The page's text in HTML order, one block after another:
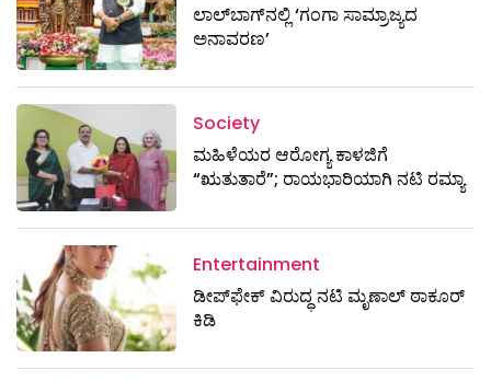
ಲಾಲ್‌ಬಾಗ್‌ನಲ್ಲಿ ‘ಗಂಗಾ ಸಾಮ್ರಾಜ್ಯದ
ಅನಾವರಣ’
Society
ಮಹಿಳೆಯರ ಆರೋಗ್ಯ ಕಾಳಜಿಗೆ
“ಋತುತಾರೆ”; ರಾಯಭಾರಿಯಾಗಿ ನಟಿ ರಮ್ಯಾ
Entertainment
ಡೀಪ್‌ಫೇಕ್ ವಿರುದ್ಧ ನಟಿ ಮೃಣಾಲ್ ಠಾಕೂರ್
ಕಿಡಿ